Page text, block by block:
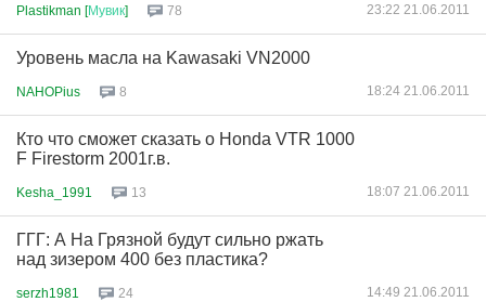
Plastikman [Мувик] 78 23:22 21.06.2011
Уровень масла на Kawasaki VN2000
NAHOPius 8 18:24 21.06.2011
Кто что сможет сказать о Honda VTR 1000
F Firestorm 2001г.в.
Kesha_1991 13 18:07 21.06.2011
ГГГ: А На Грязной будут сильно ржать
над зизером 400 без пластика?
serzh1981 24 14:49 21.06.2011